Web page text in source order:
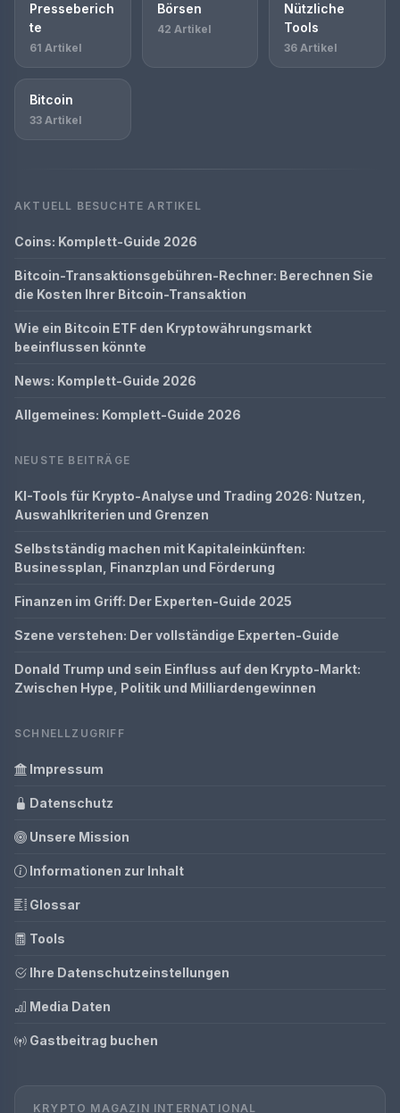
Presseberich
te
61 Artikel
Börsen
42 Artikel
Nützliche
Tools
36 Artikel
Bitcoin
33 Artikel
AKTUELL BESUCHTE ARTIKEL
Coins: Komplett-Guide 2026
Bitcoin-Transaktionsgebühren-Rechner: Berechnen Sie
die Kosten Ihrer Bitcoin-Transaktion
Wie ein Bitcoin ETF den Kryptowährungsmarkt
beeinflussen könnte
News: Komplett-Guide 2026
Allgemeines: Komplett-Guide 2026
NEUSTE BEITRÄGE
KI-Tools für Krypto-Analyse und Trading 2026: Nutzen,
Auswahlkriterien und Grenzen
Selbstständig machen mit Kapitaleinkünften:
Businessplan, Finanzplan und Förderung
Finanzen im Griff: Der Experten-Guide 2025
Szene verstehen: Der vollständige Experten-Guide
Donald Trump und sein Einfluss auf den Krypto-Markt:
Zwischen Hype, Politik und Milliardengewinnen
SCHNELLZUGRIFF
Impressum
Datenschutz
Unsere Mission
Informationen zur Inhalt
Glossar
Tools
Ihre Datenschutzeinstellungen
Media Daten
Gastbeitrag buchen
KRYPTO MAGAZIN INTERNATIONAL